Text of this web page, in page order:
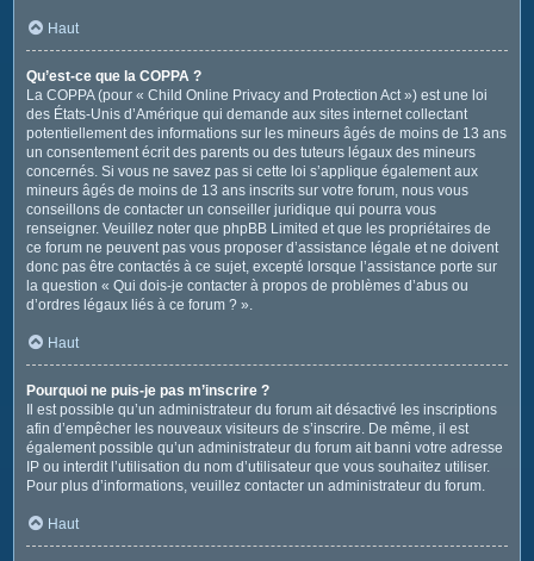
Haut
Qu’est-ce que la COPPA ?
La COPPA (pour « Child Online Privacy and Protection Act ») est une loi
des États-Unis d’Amérique qui demande aux sites internet collectant
potentiellement des informations sur les mineurs âgés de moins de 13 ans
un consentement écrit des parents ou des tuteurs légaux des mineurs
concernés. Si vous ne savez pas si cette loi s’applique également aux
mineurs âgés de moins de 13 ans inscrits sur votre forum, nous vous
conseillons de contacter un conseiller juridique qui pourra vous
renseigner. Veuillez noter que phpBB Limited et que les propriétaires de
ce forum ne peuvent pas vous proposer d’assistance légale et ne doivent
donc pas être contactés à ce sujet, excepté lorsque l’assistance porte sur
la question « Qui dois-je contacter à propos de problèmes d’abus ou
d’ordres légaux liés à ce forum ? ».
Haut
Pourquoi ne puis-je pas m’inscrire ?
Il est possible qu’un administrateur du forum ait désactivé les inscriptions
afin d’empêcher les nouveaux visiteurs de s’inscrire. De même, il est
également possible qu’un administrateur du forum ait banni votre adresse
IP ou interdit l’utilisation du nom d’utilisateur que vous souhaitez utiliser.
Pour plus d’informations, veuillez contacter un administrateur du forum.
Haut